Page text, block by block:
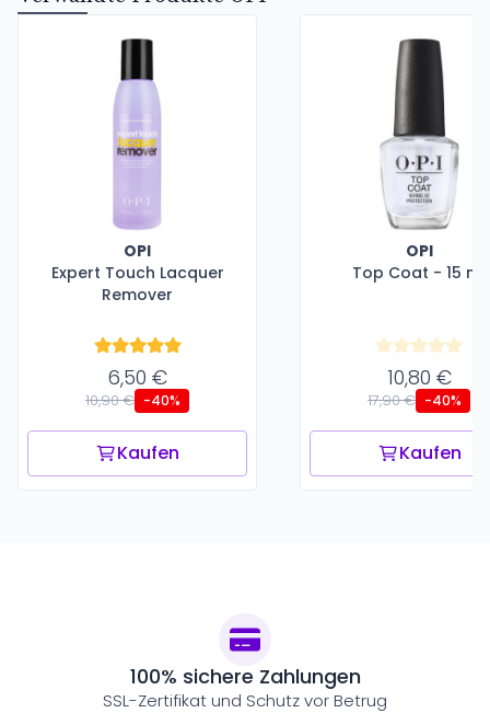
OPI
Expert Touch Lacquer
Remover
6,50 €
10,90 € -40%
Kaufen
OPI
Top Coat - 15 ml
10,80 €
17,90 € -40%
Kaufen
100% sichere Zahlungen
SSL-Zertifikat und Schutz vor Betrug